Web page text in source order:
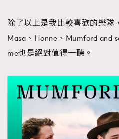
除了以上是我比較喜歡的樂隊
Masa、Honne、Mumford and
me也是絕對值得一聽。